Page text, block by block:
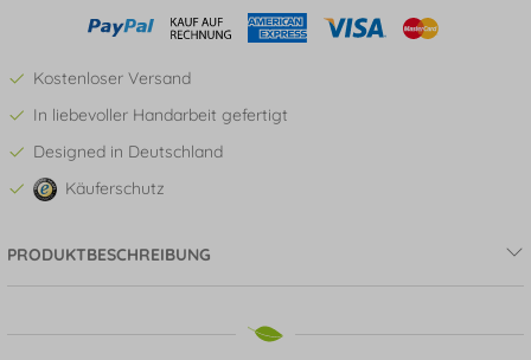
Kostenloser Versand
In liebevoller Handarbeit gefertigt
Designed in Deutschland
Käuferschutz
PRODUKTBESCHREIBUNG